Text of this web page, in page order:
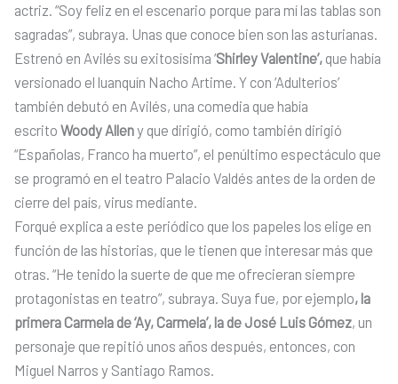
actriz. “Soy feliz en el escenario porque para mí las tablas son
sagradas”, subraya. Unas que conoce bien son las asturianas.
Estrenó en Avilés su exitosísima ‘Shirley Valentine’, que había
versionado el luanquín Nacho Artime. Y con ‘Adulterios’
también debutó en Avilés, una comedia que había
escrito Woody Alleny que dirigió, como también dirigió
“Españolas, Franco ha muerto”, el penúltimo espectáculo que
se programó en el teatro Palacio Valdés antes de la orden de
cierre del país, virus mediante.
Forqué explica a este periódico que los papeles los elige en
función de las historias, que le tienen que interesar más que
otras. “He tenido la suerte de que me ofrecieran siempre
protagonistas en teatro”, subraya. Suya fue, por ejemplo, la
primera Carmela de ‘Ay, Carmela’, la de José Luis Gómez, un
personaje que repitió unos años después, entonces, con
Miguel Narros y Santiago Ramos.